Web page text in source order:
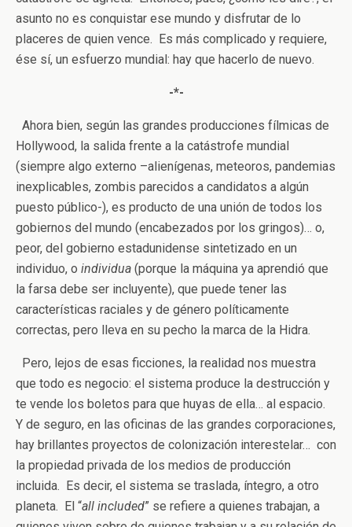
asunto no es conquistar ese mundo y disfrutar de lo
placeres de quien vence. Es más complicado y requiere,
ése sí, un esfuerzo mundial: hay que hacerlo de nuevo.
-*-
Ahora bien, según las grandes producciones fílmicas de
Hollywood, la salida frente a la catástrofe mundial
(siempre algo externo –alienígenas, meteoros, pandemias
inexplicables, zombis parecidos a candidatos a algún
puesto público-), es producto de una unión de todos los
gobiernos del mundo (encabezados por los gringos)… o,
peor, del gobierno estadunidense sintetizado en un
individuo, o individua (porque la máquina ya aprendió que
la farsa debe ser incluyente), que puede tener las
características raciales y de género políticamente
correctas, pero lleva en su pecho la marca de la Hidra.
Pero, lejos de esas ficciones, la realidad nos muestra
que todo es negocio: el sistema produce la destrucción y
te vende los boletos para que huyas de ella… al espacio.
Y de seguro, en las oficinas de las grandes corporaciones,
hay brillantes proyectos de colonización interestelar… con
la propiedad privada de los medios de producción
incluida. Es decir, el sistema se traslada, íntegro, a otro
planeta. El “all included” se refiere a quienes trabajan, a